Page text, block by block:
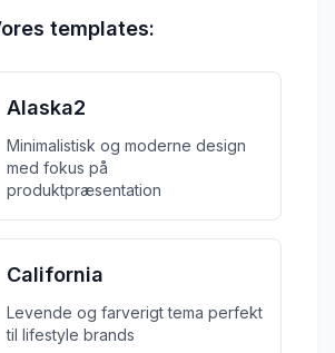
templates:
Alaska2
Minimalistisk og moderne design
med fokus på
produktpræsentation
California
Levende og farverigt tema perfekt
til lifestyle brands